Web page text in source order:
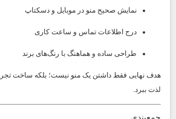
نمایش صحیح منو در موبایل و دسکتاپ
درج اطلاعات تماس و ساعت کاری
طراحی ساده و هماهنگ با رنگ‌های برند
هدف نهایی فقط داشتن یک منو نیست؛ بلکه ساخت
لذت ببرد.